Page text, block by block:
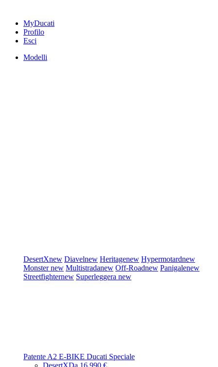
MyDucati
Profilo
Esci
Modelli
DesertXnew Diavelnew Heritagenew Hypermotardnew
Monsternew Multistradanew Off-Roadnew Panigalenew
Streetfighternew Superleggera new
Patente A2 E-BIKE Ducati Speciale
DesertXDa 16.990 €